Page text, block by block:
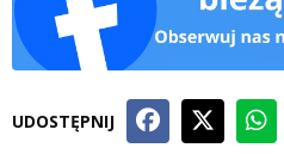
UDOSTĘPNIJ